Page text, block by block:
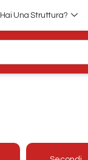
Hai Una Struttura?